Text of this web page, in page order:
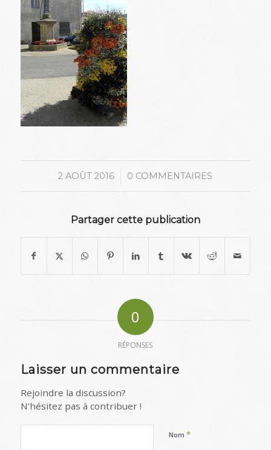
2 AOÛT 2016
/ 0 COMMENTAIRES
Partager cette publication
0
RÉPONSES
Laisser un commentaire
Rejoindre la discussion?
N’hésitez pas à contribuer !
Nom *